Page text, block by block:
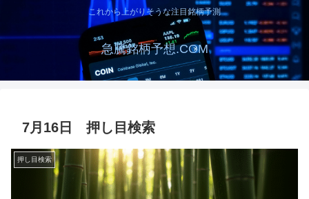
これから上がりそうな注目銘柄予測
急騰銘柄予想.COM
7月16日 押し目検索
押し目検索